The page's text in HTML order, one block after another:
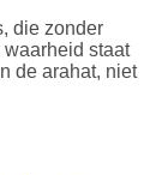
die zonder
staat
de arahat, niet